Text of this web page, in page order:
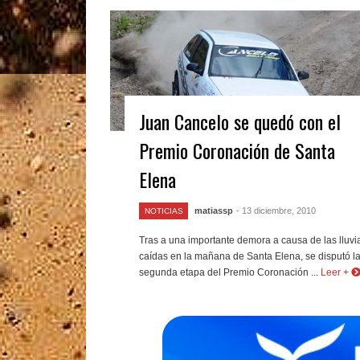
Juan Cancelo se quedó con el
Premio Coronación de Santa
Elena
NOTICIAS matiassp - 13 diciembre, 2010
Tras a una importante demora a causa de las
caídas en la mañana de Santa Elena, se disputó la
segunda etapa del Premio Coronación ...
Leer +